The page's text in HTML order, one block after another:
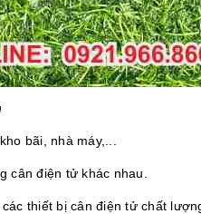
bãi, nhà máy,...
cân điện tử khác nhau.
thiết bị cân điện tử chất